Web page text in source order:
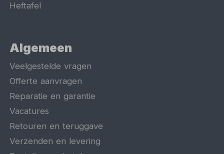
Heftafel
Algemeen
Veelgestelde vragen
Offerte aanvragen
Reparatie en garantie
Vacatures
Retouren en teruggave
Verzenden en levering